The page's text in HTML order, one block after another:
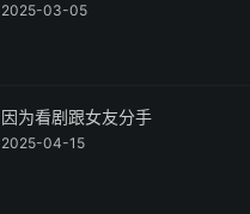
2025-03-05
因为看剧跟女友分手
2025-04-15